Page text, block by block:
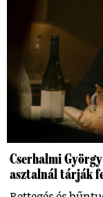
Cserhalmi
asztalnál tárják